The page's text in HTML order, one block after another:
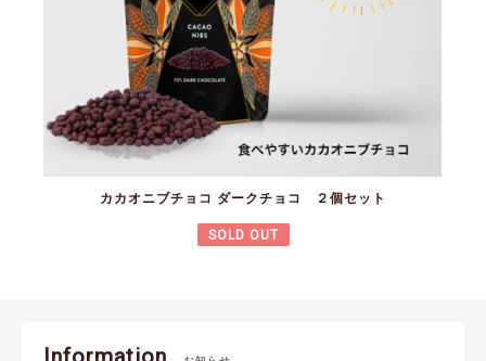
カカオニブチョコ ダークチョコ ２個セット
SOLD OUT